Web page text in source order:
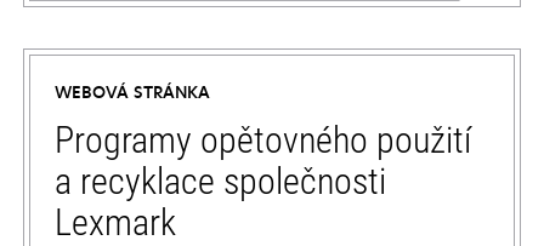
opens
in
new
tab
WEBOVÁ STRÁNKA
Programy opětovného použití
a recyklace společnosti
Lexmark